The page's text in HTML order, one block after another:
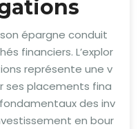
épargne conduit
financiers. L’explor
représente une v
ses placements fina
des inv
en bour